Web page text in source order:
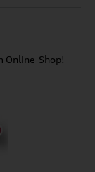
Online-Shop!